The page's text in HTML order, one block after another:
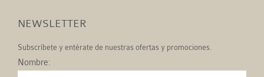
NEWSLETTER
Subscríbete y entérate de nuestras ofertas y promociones.
Nombre: